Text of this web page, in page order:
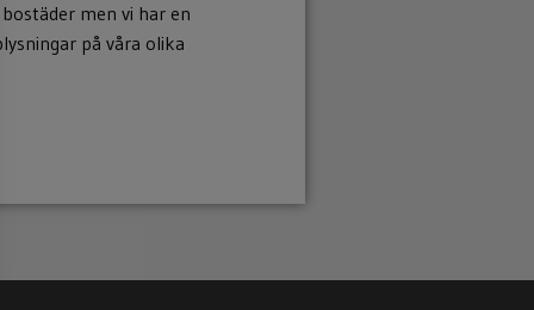
men vi har en
på våra olika